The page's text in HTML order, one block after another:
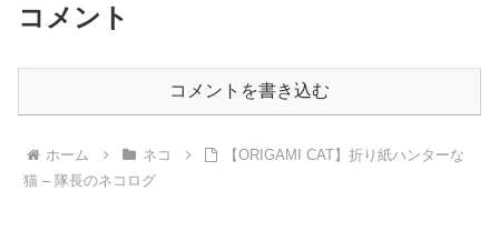
コメント
コメントを書き込む
ホーム ネコ
【ORIGAMI CAT】折り紙ハンターな
猫 – 隊長のネコログ